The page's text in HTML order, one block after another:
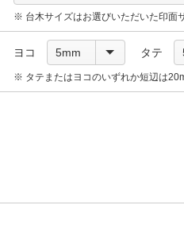
台木サイズはお選びいただいた印面
ヨコ 5mm タテ
タテまたはヨコのいずれか短辺は